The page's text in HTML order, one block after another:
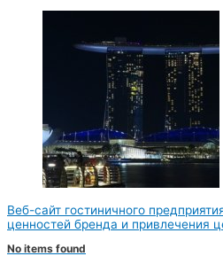
Веб-сайт гостиничного
ценностей бренда и привлечения
No items found